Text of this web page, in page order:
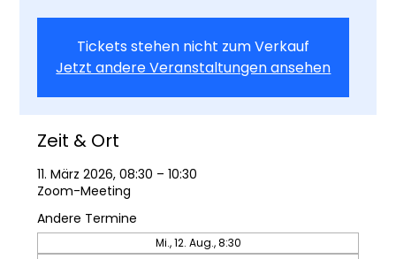
Tickets stehen nicht zum Verkauf
Jetzt andere Veranstaltungen ansehen
Zeit & Ort
11. März 2026, 08:30 – 10:30
Zoom-Meeting
Andere Termine
Mi., 12. Aug., 8:30